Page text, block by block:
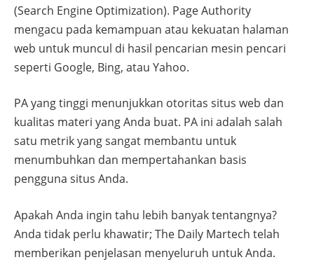
(Search Engine Optimization). Page Authority
mengacu pada kemampuan atau kekuatan halaman
web untuk muncul di hasil pencarian mesin pencari
seperti Google, Bing, atau Yahoo.
PA yang tinggi menunjukkan otoritas situs web dan
kualitas materi yang Anda buat. PA ini adalah salah
satu metrik yang sangat membantu untuk
menumbuhkan dan mempertahankan basis
pengguna situs Anda.
Apakah Anda ingin tahu lebih banyak tentangnya?
Anda tidak perlu khawatir; The Daily Martech telah
memberikan penjelasan menyeluruh untuk Anda.